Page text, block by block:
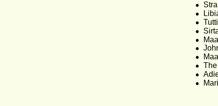
•
•
•
•
•
•
•
•
•
•